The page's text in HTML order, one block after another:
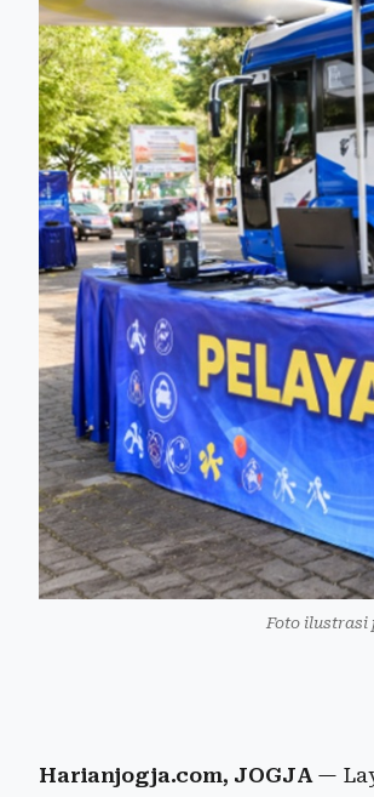
Foto ilustrasi
Harianjogja.com, JOGJA —